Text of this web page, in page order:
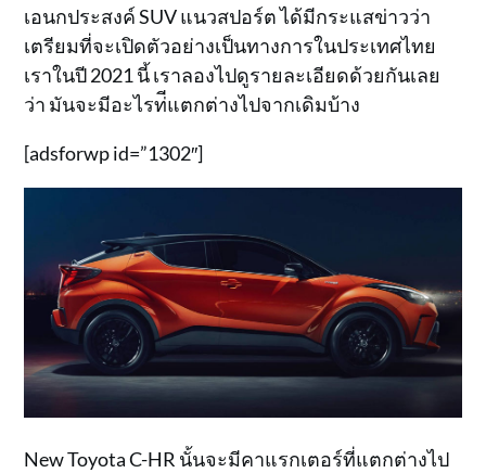
เอนกประสงค์ SUV แนวสปอร์ต ได้มีกระแสข่าวว่า
เตรียมที่จะเปิดตัวอย่างเป็นทางการในประเทศไทย
เราในปี 2021 นี้ เราลองไปดูรายละเอียดด้วยกันเลย
ว่า มันจะมีอะไรท่ีแตกต่างไปจากเดิมบ้าง
[adsforwp id=”1302″]
New Toyota C-HR นั้นจะมีคาแรกเตอร์ที่แตกต่างไป